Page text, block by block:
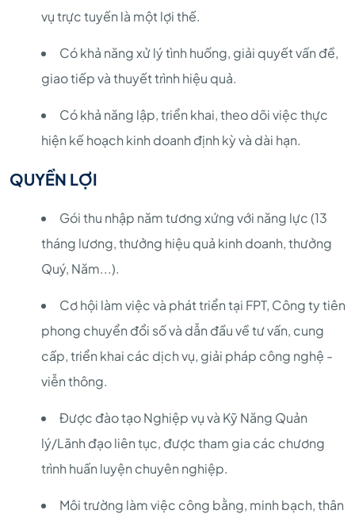
vụ trực tuyến là một lợi thế.
Có khả năng xử lý tình huống, giải quyết vấn đề,
giao tiếp và thuyết trình hiệu quả.
Có khả năng lập, triển khai, theo dõi việc thực
hiện kế hoạch kinh doanh định kỳ và dài hạn.
QUYỀN LỢI
Gói thu nhập năm tương xứng với năng lực (13
tháng lương, thưởng hiệu quả kinh doanh, thưởng
Quý, Năm...).
Cơ hội làm việc và phát triển tại FPT, Công ty tiên
phong chuyển đổi số và dẫn đầu về tư vấn, cung
cấp, triển khai các dịch vụ, giải pháp công nghệ -
viễn thông.
Được đào tạo Nghiệp vụ và Kỹ Năng Quản
lý/Lãnh đạo liên tục, được tham gia các chương
trình huấn luyện chuyên nghiệp.
Môi trường làm việc công bằng, minh bạch, thân